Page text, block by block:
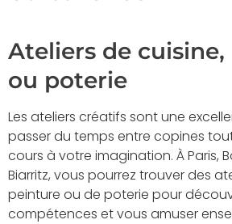
Ateliers de
ou poterie
Les ateliers créatifs sont une
passer du temps entre copines
cours à votre imagination. À Paris,
Biarritz, vous pourrez trouver des
peinture ou de poterie pour
compétences et vous amuser